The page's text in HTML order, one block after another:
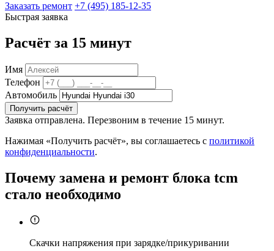
Заказать ремонт +7 (495) 185-12-35
Быстрая заявка
Расчёт за 15 минут
Имя
Телефон
Автомобиль
Получить расчёт
Заявка отправлена. Перезвоним в течение 15 минут.
Нажимая «Получить расчёт», вы соглашаетесь с политикой
конфиденциальности.
Почему замена и ремонт блока tcm
стало необходимо
Скачки напряжения при зарядке/прикуривании